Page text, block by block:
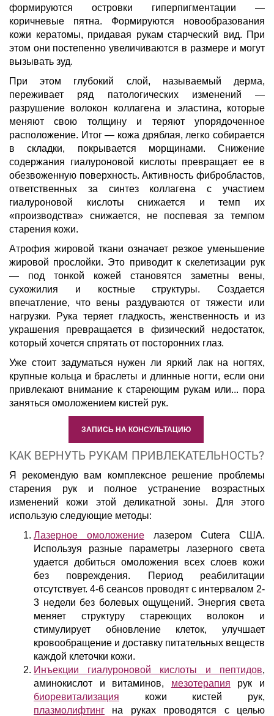
формируются островки гиперпигментации —
коричневые пятна. Формируются новообразования
кожи кератомы, придавая рукам старческий вид. При
этом они постепенно увеличиваются в размере и могут
вызывать зуд.
При этом глубокий слой, называемый дерма,
переживает ряд патологических изменений —
разрушение волокон коллагена и эластина, которые
меняют свою толщину и теряют упорядоченное
расположение. Итог — кожа дряблая, легко собирается
в складки, покрывается морщинами. Снижение
содержания гиалуроновой кислоты превращает ее в
обезвоженную поверхность. Активность фибробластов,
ответственных за синтез коллагена с участием
гиалуроновой кислоты снижается и темп их
«производства» снижается, не поспевая за темпом
старения кожи.
Атрофия жировой ткани означает резкое уменьшение
жировой прослойки. Это приводит к скелетизации рук
— под тонкой кожей становятся заметны вены,
сухожилия и костные структуры. Создается
впечатление, что вены раздуваются от тяжести или
нагрузки. Рука теряет гладкость, женственность и из
украшения превращается в физический недостаток,
который хочется спрятать от посторонних глаз.
Уже стоит задуматься нужен ли яркий лак на ногтях,
крупные кольца и браслеты и длинные ногти, если они
привлекают внимание к стареющим рукам или... пора
заняться омоложением кистей рук.
ЗАПИСЬ НА КОНСУЛЬТАЦИЮ
КАК ВЕРНУТЬ РУКАМ ПРИВЛЕКАТЕЛЬНОСТЬ?
Я рекомендую вам комплексное решение проблемы
старения рук и полное устранение возрастных
изменений кожи этой деликатной зоны. Для этого
использую следующие методы:
Лазерное омоложениелазером Cutera США.
Используя разные параметры лазерного света
удается добиться омоложения всех слоев кожи
без повреждения. Период реабилитации
отсутствует. 4-6 сеансов проводят с интервалом 2-
3 недели без болевых ощущений. Энергия света
меняет структуру стареющих волокон и
стимулирует обновление клеток, улучшает
кровообращение и доставку питательных веществ
каждой клеточки кожи.
Инъекции гиалуроновой кислоты и пептидов,
аминокислот и витаминов, мезотерапия рук и
биоревитализация кожи кистей рук,
плазмолифтинг на руках проводятся с целью